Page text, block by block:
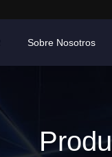
Sobre Nosotros